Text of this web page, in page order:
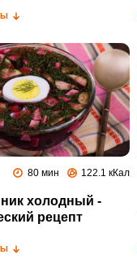
80 мин 122.1 кКал
холодный -
рецепт